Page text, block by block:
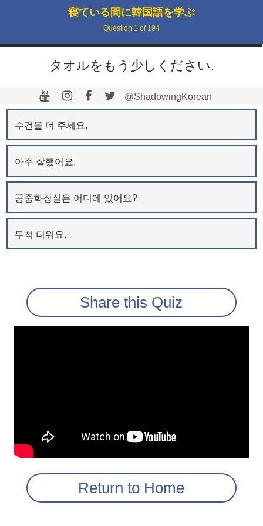
寝ている間に韓国語を学ぶ
Question 1 of 194
タオルをもう少しください.
@ShadowingKorean
수건을 더 주세요.
아주 잘했어요.
공중화장실은 어디에 있어요?
무척 더워요.
Share this Quiz
Return to Home